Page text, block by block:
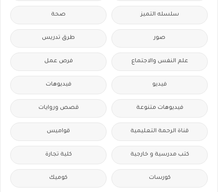
سلسله التميز صحة
صور طرق تدريس
علم النفس والاجتماع فرص عمل
فيديو فيديوهات
فيديوهات متنوعة قصص وروايات
قناة الرحمة التعليمية قواميس
كتب مدرسية و خارجية كلية تجارة
كورسات كوميك